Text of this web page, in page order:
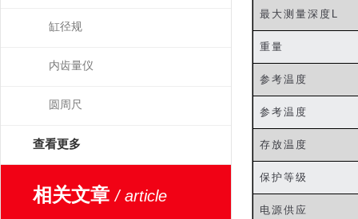
缸径规
内齿量仪
圆周尺
查看更多
相关文章/ article
最大测量深度 L
重量
参考温度
参考温度
存放温度
保护等级
电源供应